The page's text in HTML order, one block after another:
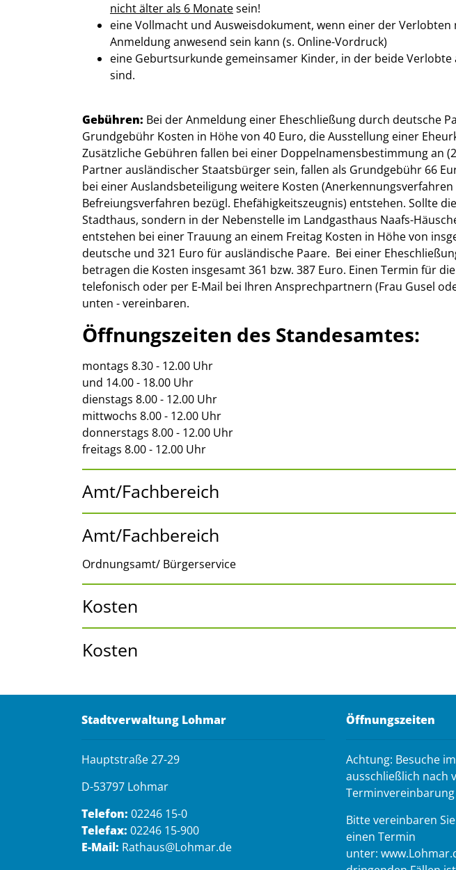
nicht älter als 6 Monatesein!
eine Vollmacht und Ausweisdokument, wenn einer der
Anmeldung anwesend sein kann (s. Online-Vordruck)
eine Geburtsurkunde gemeinsamer Kinder, in der beide Verlobte
sind.
Gebühren: Bei der Anmeldung einer Eheschließung durch deutsche
Grundgebühr Kosten in Höhe von 40 Euro, die Ausstellung einer
Zusätzliche Gebühren fallen bei einer Doppelnamensbestimmung an
Partner ausländischer Staatsbürger sein, fallen als Grundgebühr 66
bei einer Auslandsbeteiligung weitere Kosten (Anerkennungsverfahren
Befreiungsverfahren bezügl. Ehefähigkeitszeugnis) entstehen. Sollte
Stadthaus, sondern in der Nebenstelle im Landgasthaus Naafs-
entstehen bei einer Trauung an einem Freitag Kosten in Höhe von
deutsche und 321 Euro für ausländische Paare. Bei einer
betragen die Kosten insgesamt 361 bzw. 387 Euro. Einen Termin für
telefonisch oder per E-Mail bei Ihren Ansprechpartnern (Frau Gusel
unten - vereinbaren.
Öffnungszeiten des Standesamtes:
montags 8.30 - 12.00 Uhr
und 14.00 - 18.00 Uhr
dienstags 8.00 - 12.00 Uhr
mittwochs 8.00 - 12.00 Uhr
donnerstags 8.00 - 12.00 Uhr
freitags 8.00 - 12.00 Uhr
Amt/Fachbereich
Amt/Fachbereich
Ordnungsamt/ Bürgerservice
Kosten
Kosten
Stadtverwaltung Lohmar
Hauptstraße 27-29
D-53797 Lohmar
Telefon: 02246 15-0
Telefax: 02246 15-900
E-Mail: Rathaus@Lohmar.de
Öffnungszeiten
Achtung: Besuche
ausschließlich nach
Bitte vereinbaren
einen Termin
unter: